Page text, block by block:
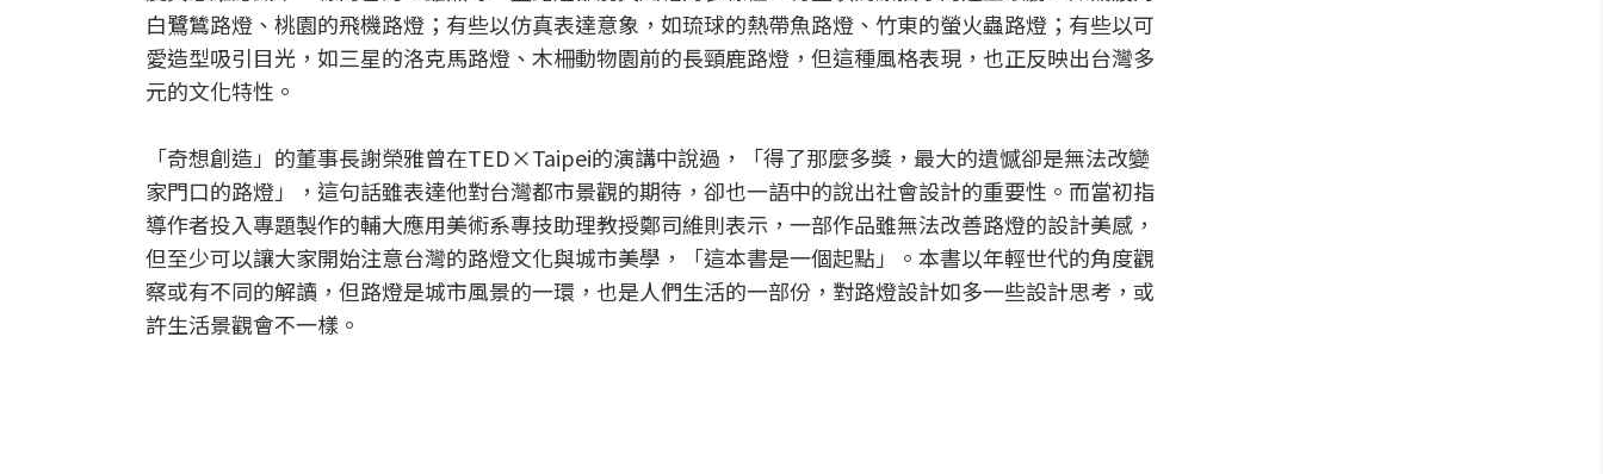
白鷺鷥路燈、桃園的飛機路燈；有些以仿真表達意象，如琉球的熱帶魚路燈、竹東的螢火蟲路燈；有些以可
愛造型吸引目光，如三星的洛克馬路燈、木柵動物園前的長頸鹿路燈，但這種風格表現，也正反映出台灣多
元的文化特性。
「奇想創造」的董事長謝榮雅曾在TED×Taipei的演講中說過，「得了那麼多獎，最大的遺憾卻是無法改變
家門口的路燈」，這句話雖表達他對台灣都市景觀的期待，卻也一語中的說出社會設計的重要性。而當初指
導作者投入專題製作的輔大應用美術系專技助理教授鄭司維則表示，一部作品雖無法改善路燈的設計美感，
但至少可以讓大家開始注意台灣的路燈文化與城市美學，「這本書是一個起點」。本書以年輕世代的角度觀
察或有不同的解讀，但路燈是城市風景的一環，也是人們生活的一部份，對路燈設計如多一些設計思考，或
許生活景觀會不一樣。